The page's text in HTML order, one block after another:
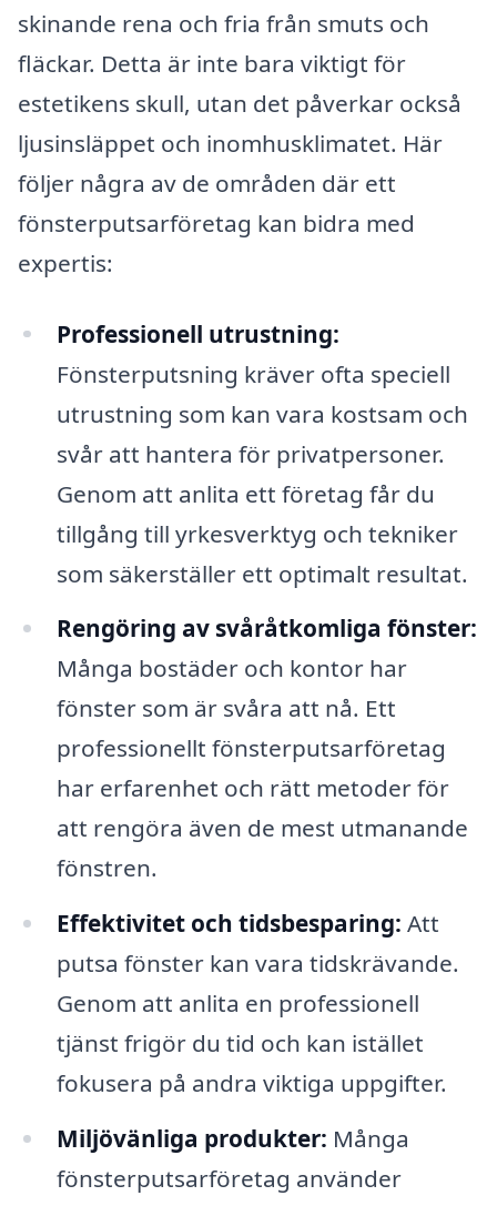
skinande rena och fria från smuts och
fläckar. Detta är inte bara viktigt för
estetikens skull, utan det påverkar också
ljusinsläppet och inomhusklimatet. Här
följer några av de områden där ett
fönsterputsarföretag kan bidra med
expertis:
Professionell utrustning:
Fönsterputsning kräver ofta speciell
utrustning som kan vara kostsam och
svår att hantera för privatpersoner.
Genom att anlita ett företag får du
tillgång till yrkesverktyg och tekniker
som säkerställer ett optimalt resultat.
Rengöring av svåråtkomliga fönster:
Många bostäder och kontor har
fönster som är svåra att nå. Ett
professionellt fönsterputsarföretag
har erfarenhet och rätt metoder för
att rengöra även de mest utmanande
fönstren.
Effektivitet och tidsbesparing: Att
putsa fönster kan vara tidskrävande.
Genom att anlita en professionell
tjänst frigör du tid och kan istället
fokusera på andra viktiga uppgifter.
Miljövänliga produkter: Många
fönsterputsarföretag använder